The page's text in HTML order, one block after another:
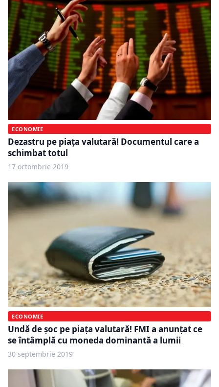
ECONOMIE
Dezastru pe piața valutară! Documentul care a
schimbat totul
17 octombrie 2019
ECONOMIE
Undă de șoc pe piața valutară! FMI a anunțat ce
se întâmplă cu moneda dominantă a lumii
30 septembrie 2019